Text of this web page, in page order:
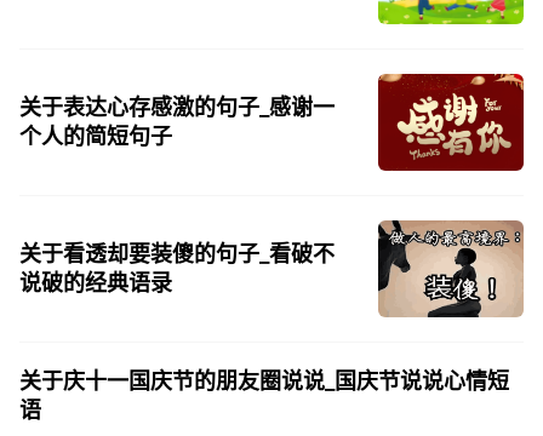
关于表达心存感激的句子_感谢一
个人的简短句子
关于看透却要装傻的句子_看破不
说破的经典语录
关于庆十一国庆节的朋友圈说说_国庆节说说心情短
语